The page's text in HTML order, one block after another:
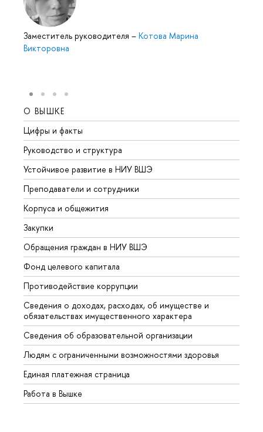
Заместитель руководителя – Котова Марина
Викторовна
О ВЫШКЕ
Цифры и факты
Руководство и структура
Устойчивое развитие в НИУ ВШЭ
Преподаватели и сотрудники
Корпуса и общежития
Закупки
Обращения граждан в НИУ ВШЭ
Фонд целевого капитала
Противодействие коррупции
Сведения о доходах, расходах, об имуществе и
обязательствах имущественного характера
Сведения об образовательной организации
Людям с ограниченными возможностями здоровья
Единая платежная страница
Работа в Вышке